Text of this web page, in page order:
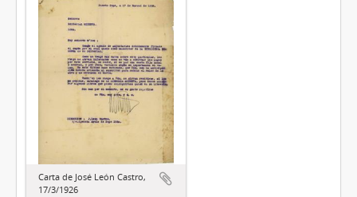
Carta de José León Castro,
17/3/1926